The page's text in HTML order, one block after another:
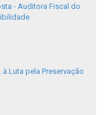
- Auditora Fiscal do
Luta pela Preservação